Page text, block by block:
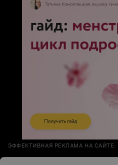
ЭФФЕКТИВНАЯ РЕКЛАМА НА САЙТЕ